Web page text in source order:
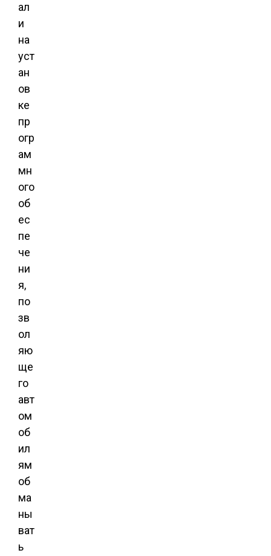
ал
и
на
уст
ан
ов
ке
пр
огр
ам
мн
ого
об
ес
пе
че
ни
я,
по
зв
ол
яю
ще
го
авт
ом
об
ил
ям
об
ма
ны
ват
ь